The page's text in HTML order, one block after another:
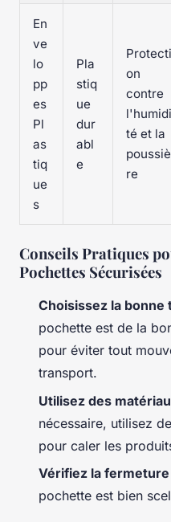
En
ve
lo
pp
es
Pl
as
tiq
ue
s
Pla
stiq
ue
dur
abl
e
Protecti
on
contre
l'humidi
té et la
poussiè
re
Conseils Pratiques
Pochettes Sécurisées
Choisissez la bonne
pochette est de la
pour éviter tout
transport.
Utilisez des
nécessaire, utilisez
pour caler les
Vérifiez la fermeture
pochette est bien